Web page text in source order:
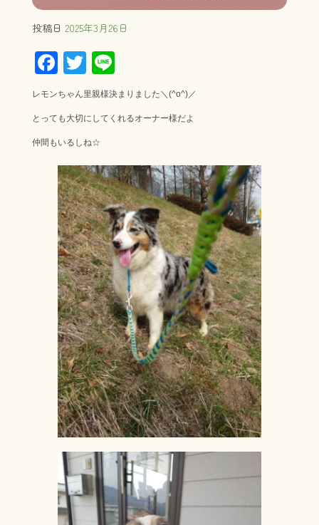
投稿日 2025年3月26日
F
ac
e
b
o
ok
T
wi
tt
er
Li
ne
レモンちゃん里親様決まりました＼(^o^)／
とっても大切にしてくれるオーナー様だよ
仲間もいるしね☆